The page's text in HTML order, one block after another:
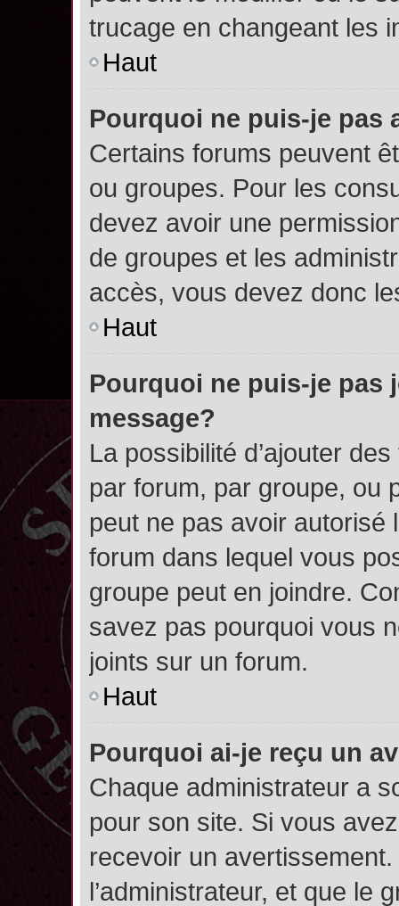
trucage en changeant les
Haut
Pourquoi ne puis-je pas
Certains forums peuvent
ou groupes. Pour les
devez avoir une
de groupes et les
accès, vous devez donc
Haut
Pourquoi ne puis-je pas
message?
La possibilité d’ajouter
par forum, par groupe, ou
peut ne pas avoir autorisé
forum dans lequel vous
groupe peut en joindre.
savez pas pourquoi vous
joints sur un forum.
Haut
Pourquoi ai-je reçu un
Chaque administrateur a
pour son site. Si vous
recevoir un
l’administrateur, et que le